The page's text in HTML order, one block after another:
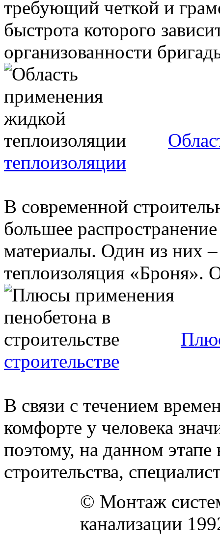
требующий четкой и
быстрота которого
организованности
теплоизоляции
В современной
большее
материалы. Один из них –
теплоизоляция «Броня».
строительстве
В связи с течением
комфорте у человека
поэтому, на данном этапе
строительства,
© Монтаж
канализации